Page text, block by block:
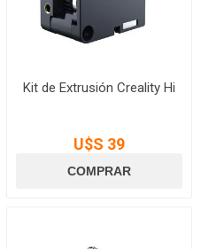
Kit de Extrusión Creality Hi
U$S 39